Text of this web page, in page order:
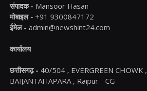
संपादक - Mansoor Hasan
मोबाइल - +91 9300847172
ईमेल - admin@newshint24.com
कार्यालय
छत्तीसगढ़ - 40/504 , EVERGREEN CHOWK ,
BAIJANTAHAPARA , Raipur - CG